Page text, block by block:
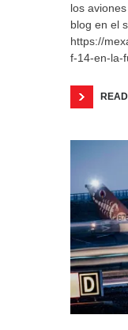
los
blog en el
https://
f-14-en-la-